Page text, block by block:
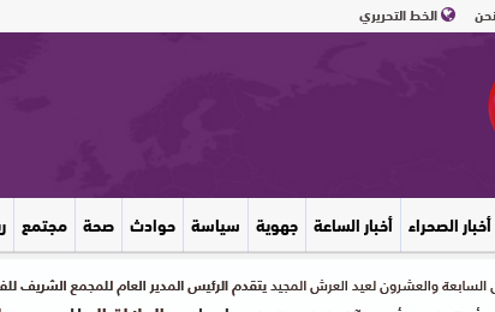
الخط التحريري
أخبار الصحراء أخبار الساعة جهوية سياسة حوادث صحة مجتمع